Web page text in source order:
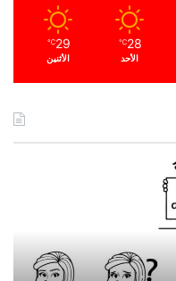
28
℃
الأحد
29
℃
الأثنين